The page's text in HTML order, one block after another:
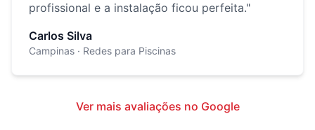
profissional e a instalação ficou perfeita."
Carlos Silva
Campinas · Redes para Piscinas
Ver mais avaliações no Google